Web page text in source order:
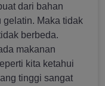
dari bahan
gelatin. Maka tidak
berbeda.
makanan
kita ketahui
tinggi sangat